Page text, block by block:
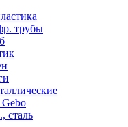
трубы
сталь